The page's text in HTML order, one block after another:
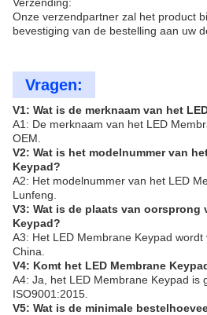
Onze verzendpartner zal het product
bevestiging van de bestelling aan uw
Vragen:
V1: Wat is de merknaam van het
A1: De merknaam van het LED
OEM.
V2: Wat is het modelnummer van
Keypad?
A2: Het modelnummer van het LED
Lunfeng.
V3: Wat is de plaats van oorsprong
Keypad?
A3: Het LED Membrane Keypad wordt
China.
V4: Komt het LED Membrane
A4: Ja, het LED Membrane Keypad is
ISO9001:2015.
V5: Wat is de minimale